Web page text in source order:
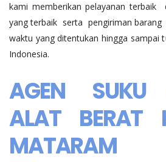
kami memberikan pelayanan terbaik
yang terbaik serta pengiriman barang
waktu yang ditentukan hingga sampai
Indonesia.
AGEN SUKU
ALAT BERAT
MATARAM